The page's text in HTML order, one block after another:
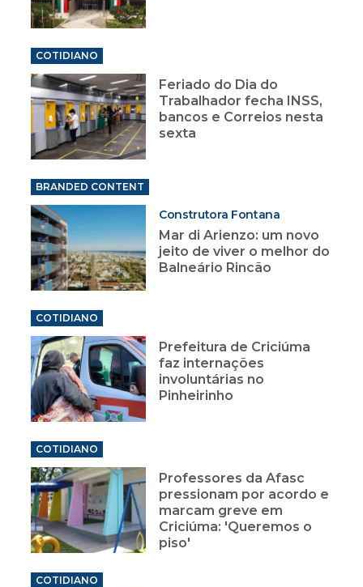
COTIDIANO
Feriado do Dia do
Trabalhador fecha INSS,
bancos e Correios nesta
sexta
BRANDED CONTENT
Construtora Fontana
Mar di Arienzo: um novo
jeito de viver o melhor do
Balneário Rincão
COTIDIANO
Prefeitura de Criciúma
faz internações
involuntárias no
Pinheirinho
COTIDIANO
Professores da Afasc
pressionam por acordo e
marcam greve em
Criciúma: 'Queremos o
piso'
COTIDIANO